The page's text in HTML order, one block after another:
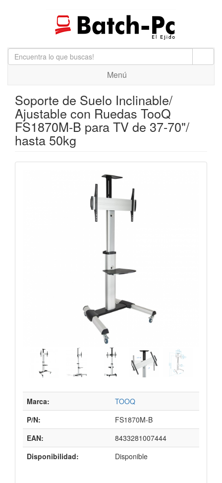
Menú
Soporte de Suelo Inclinable/
Ajustable con Ruedas TooQ
FS1870M-B para TV de 37-70"/
hasta 50kg
Marca:
TOOQ
P/N:
FS1870M-B
EAN:
8433281007444
Disponibilidad:
Disponible